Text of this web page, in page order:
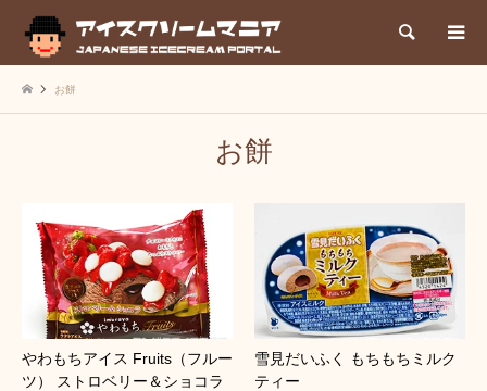
検索
お餅
お餅
やわもちアイス Fruits（フルー
ツ） ストロベリー＆ショコラ
雪見だいふく もちもちミルク
ティー